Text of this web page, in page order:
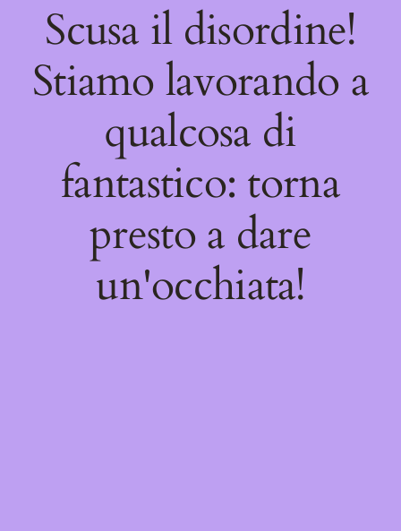
Scusa il disordine!
Stiamo lavorando a
qualcosa di
fantastico: torna
presto a dare
un'occhiata!